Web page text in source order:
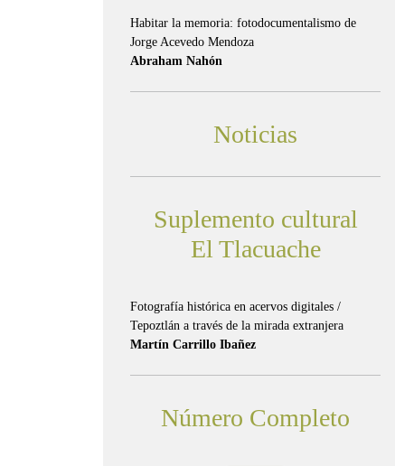
Habitar la memoria: fotodocumentalismo de
Jorge Acevedo Mendoza
Abraham Nahón
Noticias
Suplemento cultural
El Tlacuache
Fotografía histórica en acervos digitales /
Tepoztlán a través de la mirada extranjera
Martín Carrillo Ibañez
Número Completo